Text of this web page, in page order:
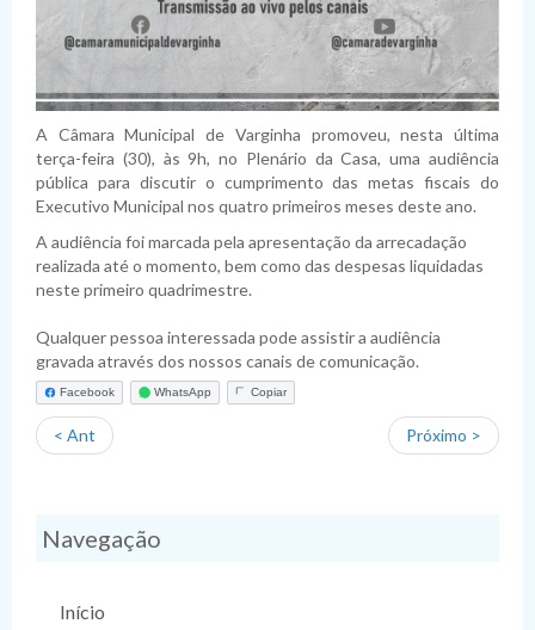
Lista de Terceirizados
Concursos Públicos
Inexigibilidade
Atas de Adesão
Obras
Fornecedores Sancionados
Relatórios da LRF
Execução Extraorçamentária
Plano Anual de Contratações
Plano Estratégico Institucional
Relatório de Gestão e Atividades
Políticas de Gestão e Governança
Lei de Acesso à Informação
Sistema de Informação ao Cidadão - SIC
Perguntas Frequentes
Acessibilidade
Lei Geral de Proteção de Dados Pessoais
Sobre a LGPD
Política de Privacidade
A Câmara Municipal de Varginha promoveu, nesta última
terça-feira (30), às 9h, no Plenário da Casa, uma audiência
pública para discutir o cumprimento das metas fiscais do
Executivo Municipal nos quatro primeiros meses deste ano.
A audiência foi marcada pela apresentação da arrecadação
realizada até o momento, bem como das despesas liquidadas
neste primeiro quadrimestre.
Qualquer pessoa interessada pode assistir a audiência
gravada através dos nossos canais de comunicação.
Facebook WhatsApp Copiar
< Ant Próximo >
Navegação
Início